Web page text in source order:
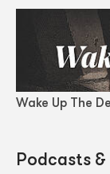
Wake Up The
Podcasts